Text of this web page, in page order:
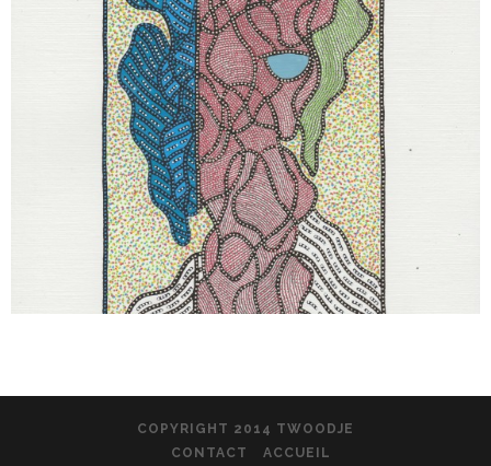
COPYRIGHT 2014 TWOODJE
CONTACT
ACCUEIL